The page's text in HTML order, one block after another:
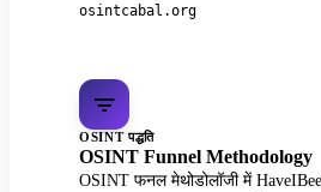
osintcabal.org
OSINT पद्धति
OSINT Funnel Methodology
OSINT फनल मेथोडोलॉजी में